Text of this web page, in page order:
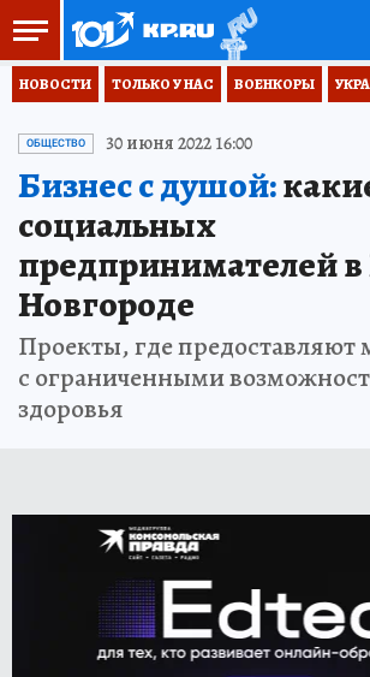
НОВОСТИ ТОЛЬКО У НАС ВОЕНКОРЫ
ОБЩЕСТВО 30 июня 2022 16:00
Бизнес с душой:
социальных
предпринимателей
Новгороде
Проекты, где предоставляют
с ограниченными
здоровья